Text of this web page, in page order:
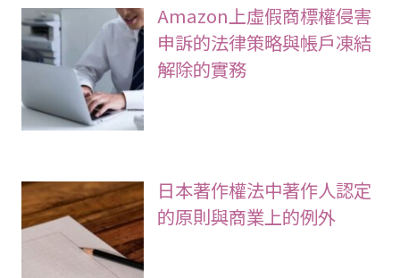
Amazon上虛假商標權侵害
申訴的法律策略與帳戶凍結
解除的實務
日本著作權法中著作人認定
的原則與商業上的例外